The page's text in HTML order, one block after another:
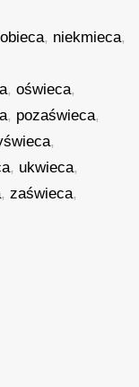
, niekmieca,
,oświeca,
, pozaświeca,
,
, ukwieca,
,zaświeca,